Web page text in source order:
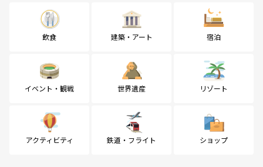
飲食 建築・アート 宿泊
イベント・観戦 世界遺産 リゾート
アクティビティ 鉄道・フライト ショップ